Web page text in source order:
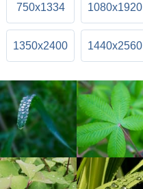
750x1334 1080x1920
1350x2400 1440x2560